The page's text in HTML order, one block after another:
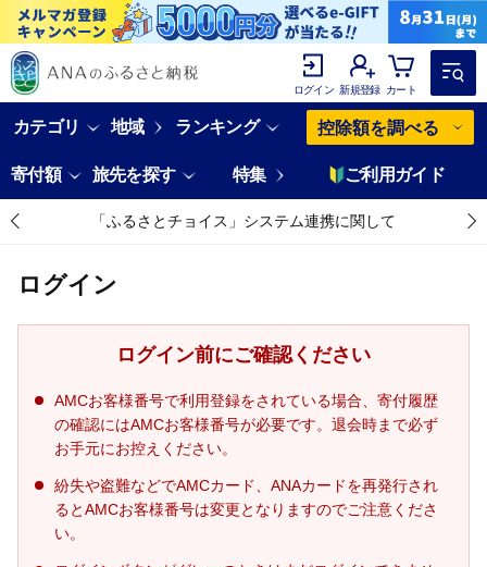
ログイン 新規登録 カート
カテゴリ 地域 ランキング 控除額を調べる
寄付額 旅先を探す 特集 ご利用ガイド
「ふるさとチョイス」システム連携に関して
ログイン
ログイン前にご確認ください
AMCお客様番号で利用登録をされている場合、寄付履歴
の確認にはAMCお客様番号が必要です。退会時まで必ず
お手元にお控えください。
紛失や盗難などでAMCカード、ANAカードを再発行され
るとAMCお客様番号は変更となりますのでご注意くださ
い。